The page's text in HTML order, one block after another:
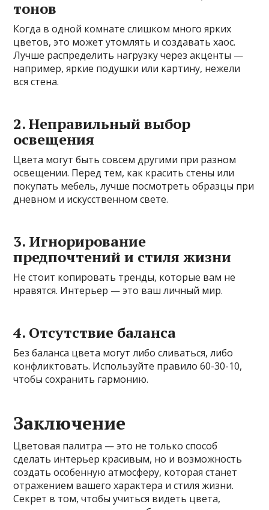
тонов
Когда в одной комнате слишком много ярких
цветов, это может утомлять и создавать хаос.
Лучше распределить нагрузку через акценты —
например, яркие подушки или картину, нежели
вся стена.
2. Неправильный выбор
освещения
Цвета могут быть совсем другими при разном
освещении. Перед тем, как красить стены или
покупать мебель, лучше посмотреть образцы при
дневном и искусственном свете.
3. Игнорирование
предпочтений и стиля жизни
Не стоит копировать тренды, которые вам не
нравятся. Интерьер — это ваш личный мир.
4. Отсутствие баланса
Без баланса цвета могут либо сливаться, либо
конфликтовать. Используйте правило 60-30-10,
чтобы сохранить гармонию.
Заключение
Цветовая палитра — это не только способ
сделать интерьер красивым, но и возможность
создать особенную атмосферу, которая станет
отражением вашего характера и стиля жизни.
Секрет в том, чтобы учиться видеть цвета,